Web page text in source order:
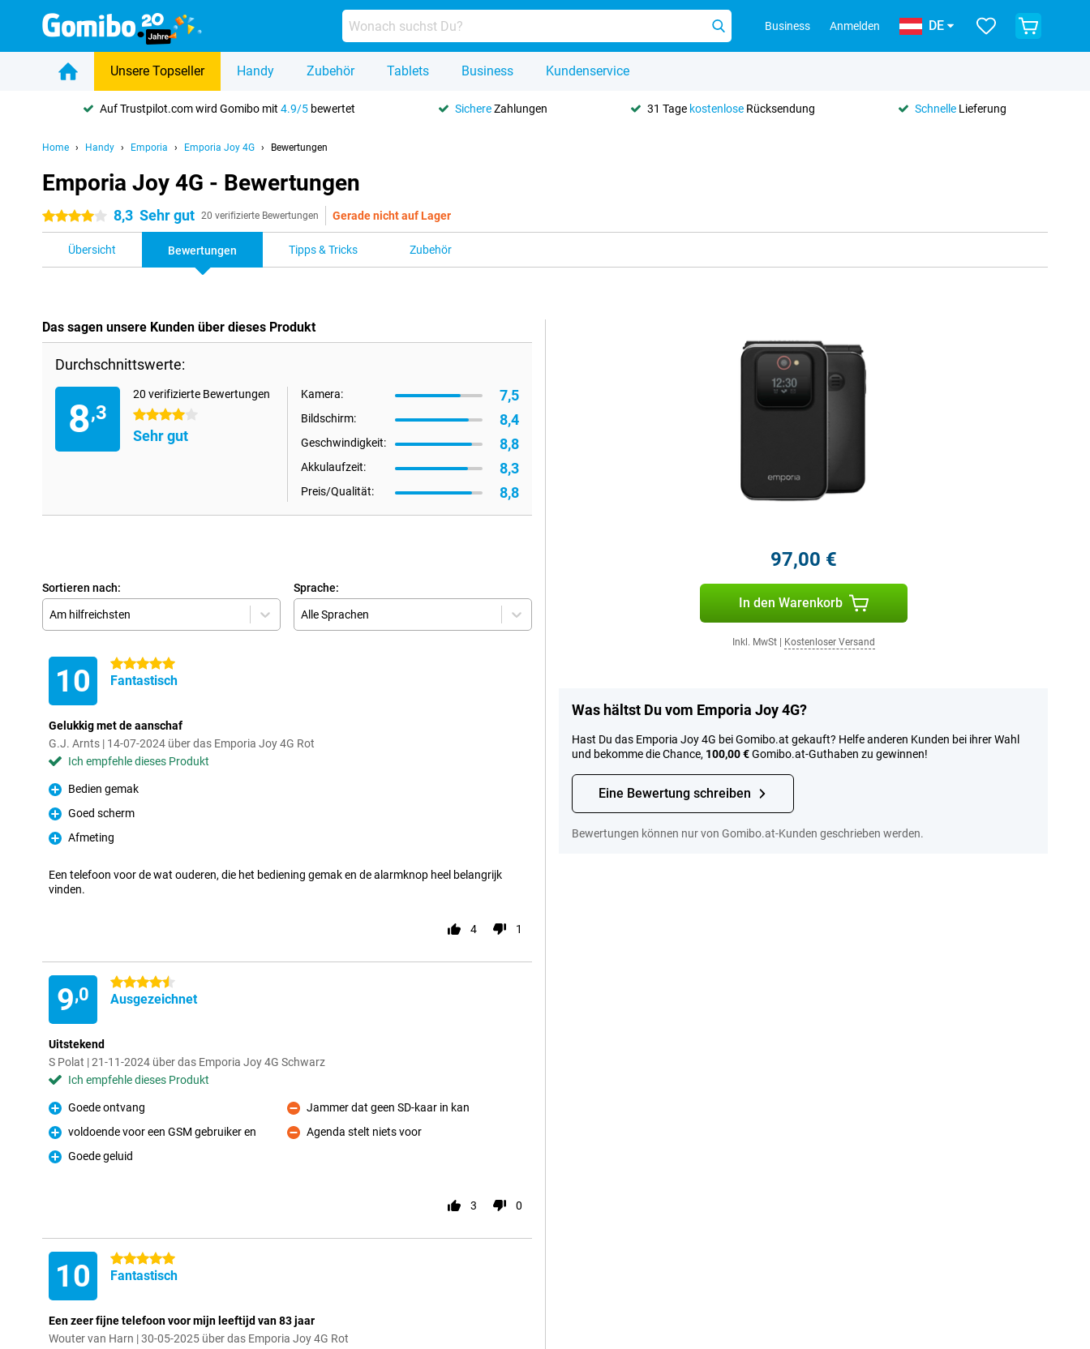
Business Anmelden DE
Unsere Topseller Handy Zubehör Tablets Business Kundenservice
Auf Trustpilot.com wird Gomibo mit4.9/5 bewertet SichereZahlungen 31 Tage kostenloseRücksendung SchnelleLieferung
Home Handy Emporia Emporia Joy 4G Bewertungen
Emporia Joy 4G - Bewertungen
4 Sterne 8,3 Sehr gut 20 verifizierte Bewertungen Gerade nicht auf Lager
Übersicht Bewertungen Tipps & Tricks Zubehör
Das sagen unsere Kunden über dieses Produkt
Durchschnittswerte:
8,3
20 verifizierte Bewertungen
4 Sterne
Sehr gut
Kamera: 7,5
Bildschirm: 8,4
Geschwindigkeit: 8,8
Akkulaufzeit: 8,3
Preis/Qualität: 8,8
Sortieren nach:
Am hilfreichsten
Sprache:
Alle Sprachen
10 5 Sterne
Fantastisch
Gelukkig met de aanschaf
G.J. Arnts | 14-07-2024 über das Emporia Joy 4G Rot
Ich empfehle dieses Produkt
Pro
Bedien gemak
Pro
Goed scherm
Pro
Afmeting
Een telefoon voor de wat ouderen, die het bediening gemak en de alarmknop heel belangrijk
vinden.
4 1
9,0
4.5 Sterne
Ausgezeichnet
Uitstekend
S Polat | 21-11-2024 über das Emporia Joy 4G Schwarz
Ich empfehle dieses Produkt
Pro
Goede ontvang
Pro
voldoende voor een GSM gebruiker en
Pro
Goede geluid
Kontra
Jammer dat geen SD-kaar in kan
Kontra
Agenda stelt niets voor
3 0
10 5 Sterne
Fantastisch
Een zeer fijne telefoon voor mijn leeftijd van 83 jaar
Wouter van Harn | 30-05-2025 über das Emporia Joy 4G Rot
97,00 €
In den Warenkorb
Inkl. MwSt| Kostenloser Versand
Was hältst Du vom Emporia Joy 4G?
Hast Du das Emporia Joy 4G bei Gomibo.at gekauft? Helfe anderen Kunden bei ihrer Wahl
und bekomme die Chance, 100,00 €Gomibo.at-Guthaben zu gewinnen!
Eine Bewertung schreiben
Bewertungen können nur von Gomibo.at-Kunden geschrieben werden.